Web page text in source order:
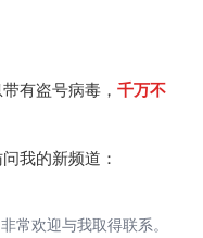
有盗号病毒， 千万不
我的新频道：
常欢迎与我取得联系。